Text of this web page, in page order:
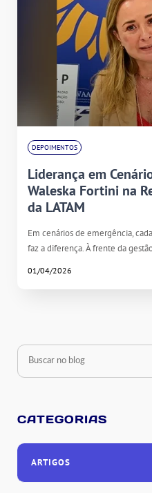
DEPOIMENTOS
Liderança em
Waleska Fortini na
da LATAM
Em cenários de emergência,
faz a diferença. À frente da
01/04/2026
CATEGORIAS
ARTIGOS